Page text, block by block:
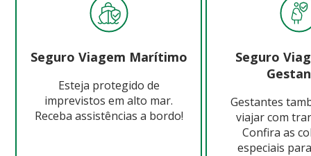
Seguro Viagem Marítimo
Esteja protegido de
imprevistos em alto mar.
Receba assistências a bordo!
Seguro
Gestantes
viajar com
Confira as
especiais